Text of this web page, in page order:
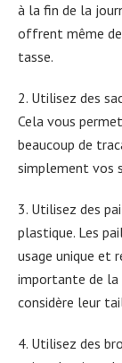
à la fin de la
offrent même
tasse.
2. Utilisez des
Cela vous
beaucoup de
simplement vos
3. Utilisez des
plastique. Les
usage unique et
importante de la
considère leur
4. Utilisez des